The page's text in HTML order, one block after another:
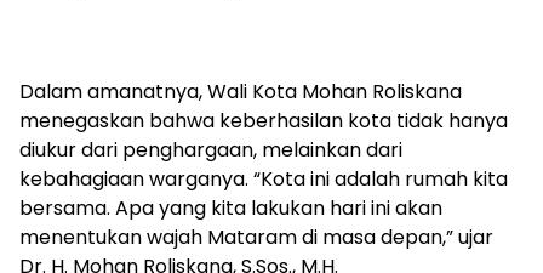
Dalam amanatnya, Wali Kota Mohan Roliskana
menegaskan bahwa keberhasilan kota tidak hanya
diukur dari penghargaan, melainkan dari
kebahagiaan warganya. “Kota ini adalah rumah kita
bersama. Apa yang kita lakukan hari ini akan
menentukan wajah Mataram di masa depan,” ujar
Dr. H. Mohan Roliskana, S.Sos., M.H.